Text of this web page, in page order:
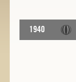
1940